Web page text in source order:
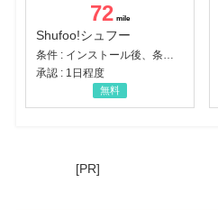
72
Shufoo!シュフー
承認 : 1日程度
無料
[PR]